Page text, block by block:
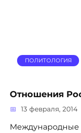
ПОЛИТОЛОГИЯ
Отношения
13 февраля, 2014
Международные